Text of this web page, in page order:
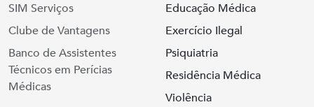
SIM Serviços
Clube de Vantagens
Banco de Assistentes
Técnicos em Perícias
Médicas
Educação Médica
Exercício Ilegal
Psiquiatria
Residência Médica
Violência